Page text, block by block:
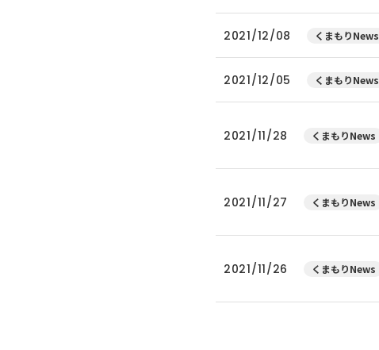
2021/12/08 くまもりNews
2021/12/05 くまもりNews
2021/11/28 くまもりNews
2021/11/27 くまもりNews
2021/11/26 くまもりNews